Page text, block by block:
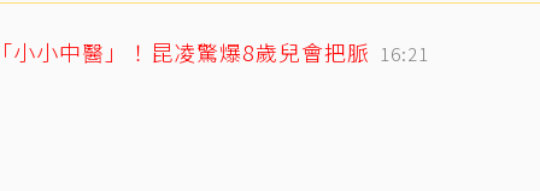
小中醫」！昆凌驚爆8歲兒會把脈 16:21